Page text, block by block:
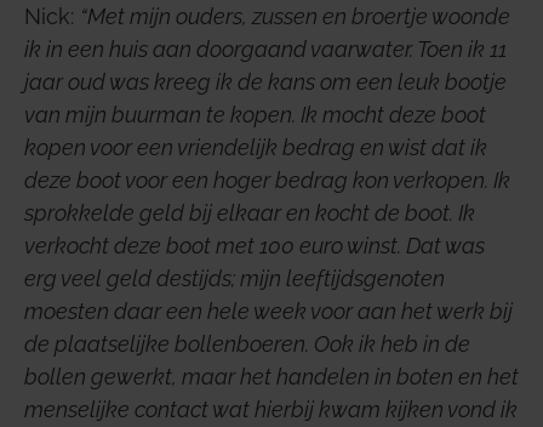
Nick: “Met mijn ouders, zussen en broertje woonde
ik in een huis aan doorgaand vaarwater. Toen ik 11
jaar oud was kreeg ik de kans om een leuk bootje
van mijn buurman te kopen. Ik mocht deze boot
kopen voor een vriendelijk bedrag en wist dat ik
deze boot voor een hoger bedrag kon verkopen. Ik
sprokkelde geld bij elkaar en kocht de boot. Ik
verkocht deze boot met 100 euro winst. Dat was
erg veel geld destijds; mijn leeftijdsgenoten
moesten daar een hele week voor aan het werk bij
de plaatselijke bollenboeren. Ook ik heb in de
bollen gewerkt, maar het handelen in boten en het
menselijke contact wat hierbij kwam kijken vond ik